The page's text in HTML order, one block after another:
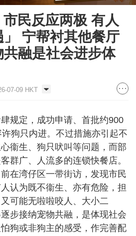
民反应两极 有人
宁帮衬其他餐厅
融是社会进步体
07-09 HKT
规定，成功申请、首批约900
狗只内进。不过措施亦引起不
衞生、狗只吠叫等问题，而部
群广、人流多的连锁快餐店。
前在湾仔区一带街访，发现市民
认为既不衞生、亦有危险，担
可能无啦啦咬人、大小二
步接纳宠物共融，是体现社会
狗或非狗主的感受，作完善配